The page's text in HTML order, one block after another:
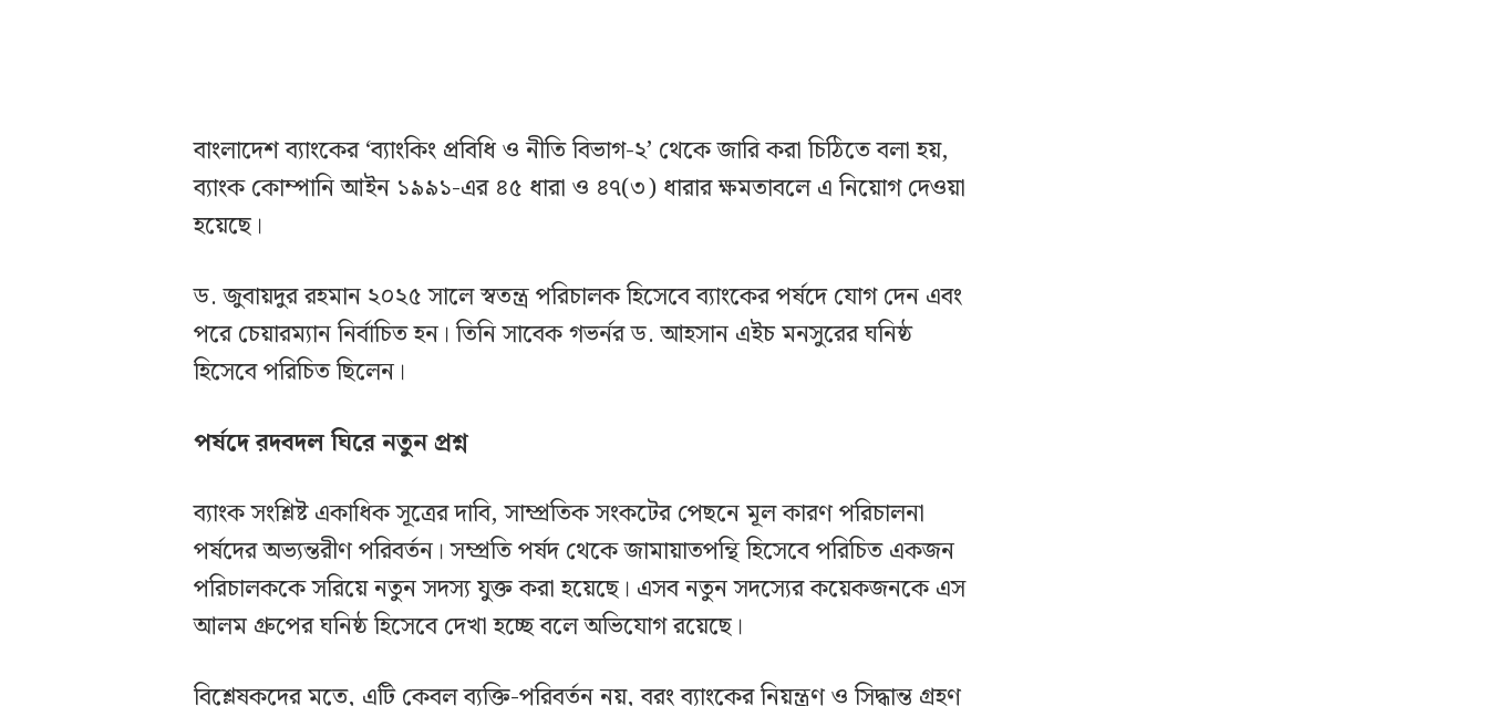
বাংলাদেশ ব্যাংকের ‘ব্যাংকিং প্রবিধি ও নীতি বিভাগ-২’ থেকে জারি করা চিঠিতে বলা হয়,
ব্যাংক কোম্পানি আইন ১৯৯১-এর ৪৫ ধারা ও ৪৭(৩) ধারার ক্ষমতাবলে এ নিয়োগ দেওয়া
হয়েছে।
ড. জুবায়দুর রহমান ২০২৫ সালে স্বতন্ত্র পরিচালক হিসেবে ব্যাংকের পর্ষদে যোগ দেন এবং
পরে চেয়ারম্যান নির্বাচিত হন। তিনি সাবেক গভর্নর ড. আহসান এইচ মনসুরের ঘনিষ্ঠ
হিসেবে পরিচিত ছিলেন।
পর্ষদে রদবদল ঘিরে নতুন প্রশ্ন
ব্যাংক সংশ্লিষ্ট একাধিক সূত্রের দাবি, সাম্প্রতিক সংকটের পেছনে মূল কারণ পরিচালনা
পর্ষদের অভ্যন্তরীণ পরিবর্তন। সম্প্রতি পর্ষদ থেকে জামায়াতপন্থি হিসেবে পরিচিত একজন
পরিচালককে সরিয়ে নতুন সদস্য যুক্ত করা হয়েছে। এসব নতুন সদস্যের কয়েকজনকে এস
আলম গ্রুপের ঘনিষ্ঠ হিসেবে দেখা হচ্ছে বলে অভিযোগ রয়েছে।
বিশ্লেষকদের মতে, এটি কেবল ব্যক্তি-পরিবর্তন নয়, বরং ব্যাংকের নিয়ন্ত্রণ ও সিদ্ধান্ত গ্রহণ